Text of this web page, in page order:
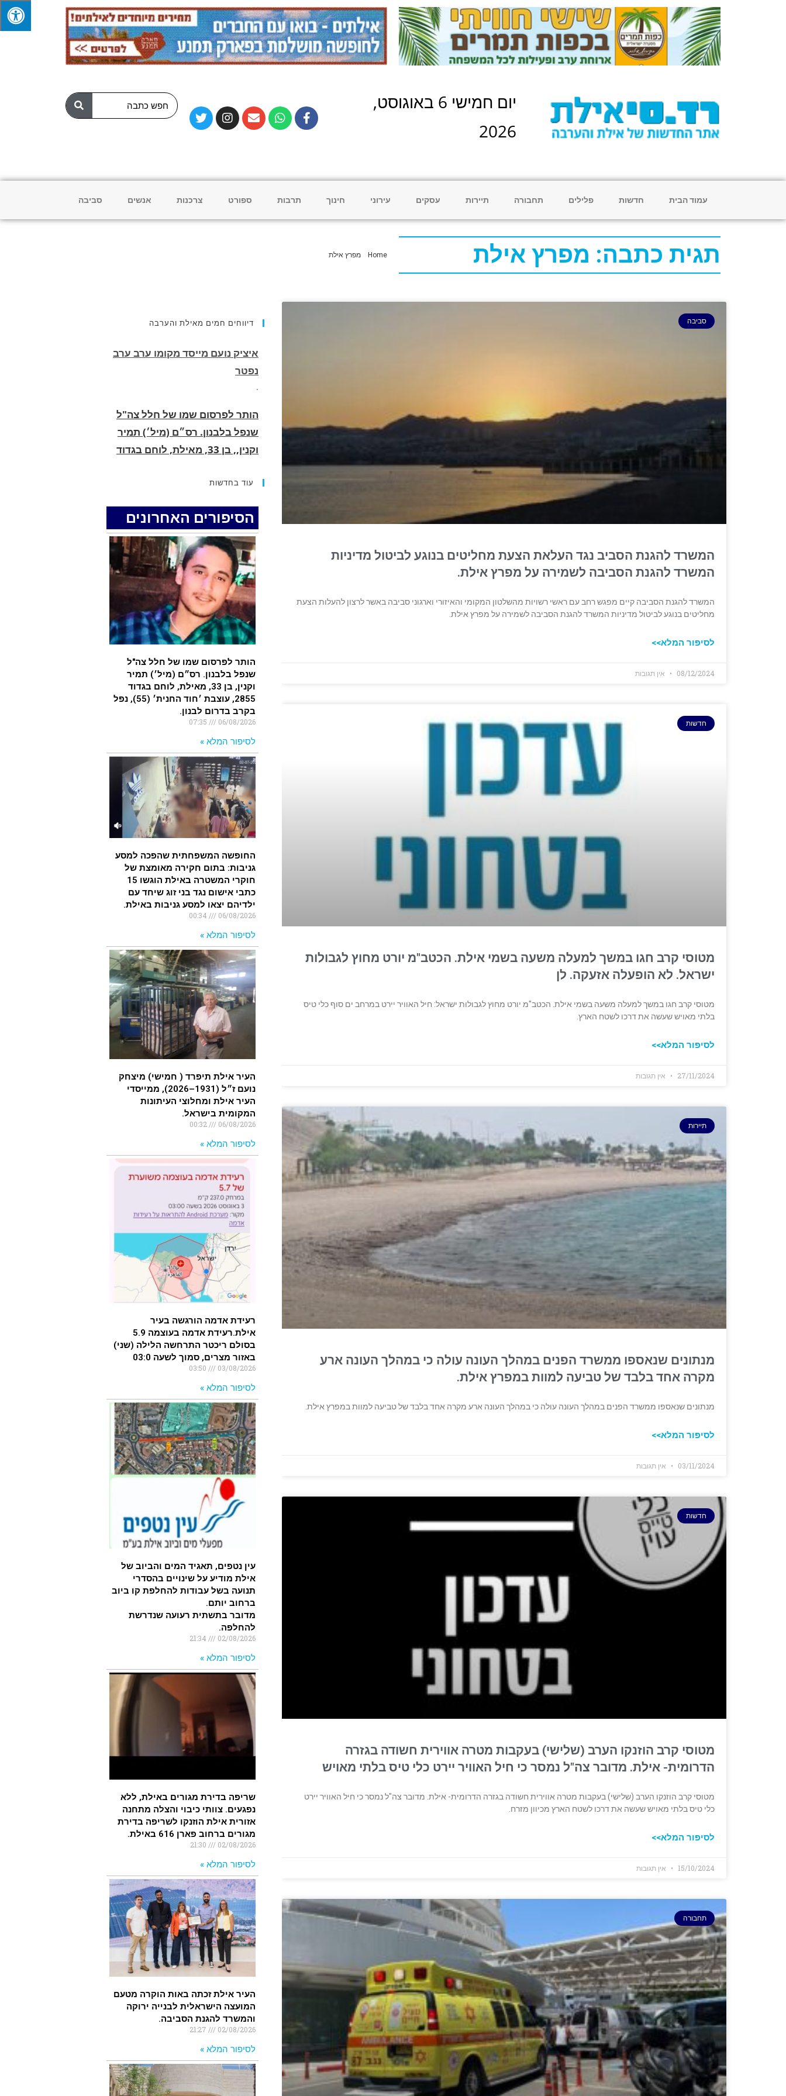
יום חמישי 6 באוגוסט,
2026
עמוד הבית חדשות פלילים תחבורה תיירות עסקים עירוני חינוך תרבות ספורט צרכנות אנשים סביבה
תגית כתבה: מפרץ אילת Home מפרץ אילת
סביבה
המשרד להגנת הסביב נגד העלאת הצעת מחליטים בנוגע לביטול מדיניות
המשרד להגנת הסביבה לשמירה על מפרץ אילת.
המשרד להגנת הסביבה קיים מפגש רחב עם ראשי רשויות מהשלטון המקומי והאיזורי וארגוני סביבה באשר לרצון להעלות הצעת
מחליטים בנוגע לביטול מדיניות המשרד להגנת הסביבה לשמירה על מפרץ אילת.
לסיפור המלא>>
08/12/2024 אין תגובות
חדשות
מטוסי קרב חגו במשך למעלה משעה בשמי אילת. הכטב"מ יורט מחוץ לגבולות
ישראל. לא הופעלה אזעקה. לן
מטוסי קרב חגו במשך למעלה משעה בשמי אילת. הכטב"מ יורט מחוץ לגבולות ישראל: חיל האוויר יירט במרחב ים סוף כלי טיס
בלתי מאויש שעשה את דרכו לשטח הארץ.
לסיפור המלא>>
27/11/2024 אין תגובות
תיירות
מנתונים שנאספו ממשרד הפנים במהלך העונה עולה כי במהלך העונה ארע
מקרה אחד בלבד של טביעה למוות במפרץ אילת.
מנתונים שנאספו ממשרד הפנים במהלך העונה עולה כי במהלך העונה ארע מקרה אחד בלבד של טביעה למוות במפרץ אילת.
לסיפור המלא>>
03/11/2024 אין תגובות
חדשות
מטוסי קרב הוזנקו הערב (שלישי) בעקבות מטרה אווירית חשודה בגזרה
הדרומית- אילת. מדובר צה"ל נמסר כי חיל האוויר יירט כלי טיס בלתי מאויש
מטוסי קרב הוזנקו הערב (שלישי) בעקבות מטרה אווירית חשודה בגזרה הדרומית- אילת. מדובר צה"ל נמסר כי חיל האוויר יירט
כלי טיס בלתי מאויש שעשה את דרכו לשטח הארץ מכיוון מזרח.
לסיפור המלא>>
15/10/2024 אין תגובות
תחבורה
דיווחים חמים מאילת והערבה
נפטר
הותר לפרסום שמו של חלל צה"ל
שנפל בלבנון. רס״ם (מיל׳) תמיר
וקנין,, בן 33, מאילת, לוחם בגדוד
2855, עוצבת ׳חוד החנית׳ (55),
החופשה המשפחתית שהפכה
למסע גניבות: הוגשו 15 כתבי
אישום נגד בני זוג שיחד עם ילדיהם
יצאו למסע גניבות באילת.
האדמה רועדת- סדרת רעידות
אדמה בחצי האי סיני
רעידת אדמה הורגשה באילת
איציק נועם מייסד מקומו ערב ערב
נפטר
עוד בחדשות
הסיפורים האחרונים
הותר לפרסום שמו של חלל צה"ל
שנפל בלבנון. רס״ם (מיל׳) תמיר
וקנין, בן 33, מאילת, לוחם בגדוד
2855, עוצבת ׳חוד החנית׳ (55), נפל
בקרב בדרום לבנון.
06/08/2026
לסיפור המלא »
החופשה המשפחתית שהפכה למסע
גניבות: בתום חקירה מאומצת של
חוקרי המשטרה באילת הוגשו 15
כתבי אישום נגד בני זוג שיחד עם
ילדיהם יצאו למסע גניבות באילת.
06/08/2026
לסיפור המלא »
העיר אילת תיפרד ( חמישי) מיצחק
נועם ז״ל (1931–2026), ממייסדי
העיר אילת ומחלוצי העיתונות
המקומית בישראל.
06/08/2026
00:32
לסיפור המלא »
רעידת אדמה הורגשה בעיר
אילת.רעידת אדמה בעוצמה 5.9
בסולם ריכטר התרחשה הלילה (שני)
באזור מצרים, סמוך לשעה 03:0
03/08/2026
לסיפור המלא »
עין נטפים, תאגיד המים והביוב של
אילת מודיע על שינויים בהסדרי
תנועה בשל עבודות להחלפת קו ביוב
ברחוב יותם.
מדובר בתשתית רעועה שנדרשת
להחלפה.
02/08/2026
לסיפור המלא »
שריפה בדירת מגורים באילת, ללא
נפגעים. צוותי כיבוי והצלה מתחנה
אזורית אילת הוזנקו לשריפה בדירת
מגורים ברחוב פארן 616 באילת.
02/08/2026
21:30
לסיפור המלא »
העיר אילת זכתה באות הוקרה מטעם
המועצה הישראלית לבנייה ירוקה
והמשרד להגנת הסביבה.
02/08/2026
לסיפור המלא »